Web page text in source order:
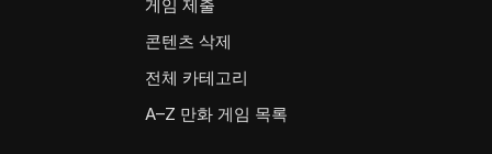
게임 제출
콘텐츠 삭제
전체 카테고리
A–Z 만화 게임 목록